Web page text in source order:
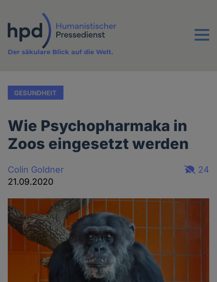
Inhalt
Menu
Der säkulare Blick auf die Welt.
GESUNDHEIT
Wie Psychopharmaka in
Zoos eingesetzt werden
Colin Goldner
21.09.2020
24